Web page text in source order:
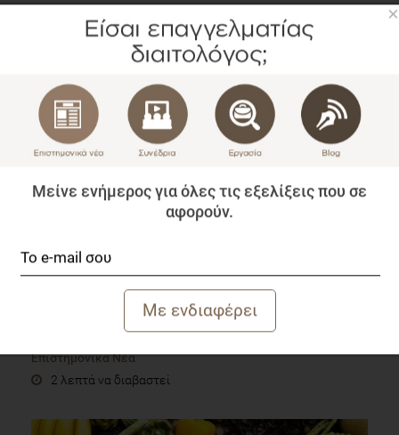
πράσινου φυτού στην απώλεια βάρους
Επιστημονικά Νέα
Ο λιναρόσπορος ως φυσικό λειτουργικό τρόφιμο και
Επιστημονικά Νέα
2 λεπτά να διαβαστεί
×
Μείνε ενήμερος για όλες τις εξελίξεις που σε
αφορούν.